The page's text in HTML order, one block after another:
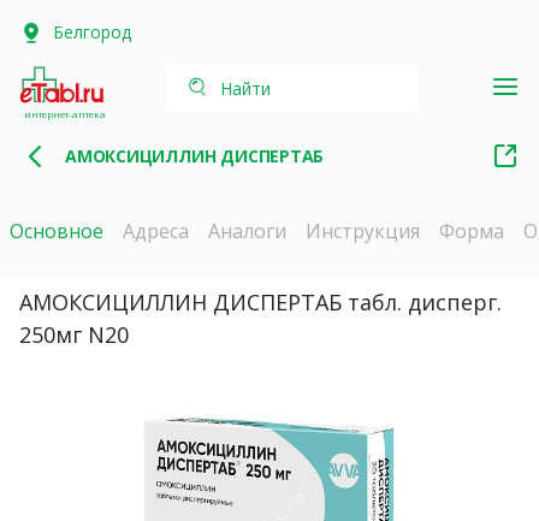
Белгород
интернет-аптека
Найти
АМОКСИЦИЛЛИН ДИСПЕРТАБ
Основное Адреса Аналоги Инструкция Форма
АМОКСИЦИЛЛИН ДИСПЕРТАБ табл. дисперг.
250мг N20